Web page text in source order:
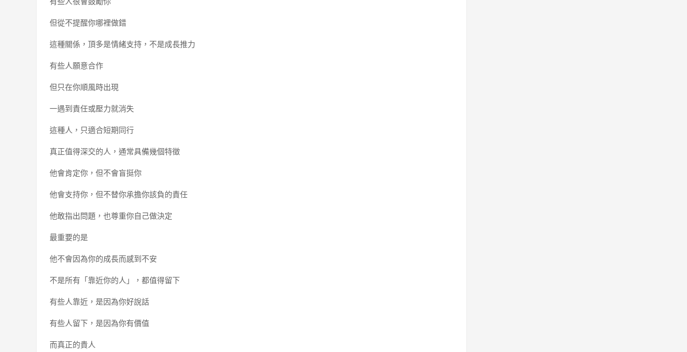
但從不提醒你哪裡做錯
這種關係，頂多是情緒支持，不是成長推力
有些人願意合作
但只在你順風時出現
一遇到責任或壓力就消失
這種人，只適合短期同行
真正值得深交的人，通常具備幾個特徵
他會肯定你，但不會盲挺你
他會支持你，但不替你承擔你該負的責任
他敢指出問題，也尊重你自己做決定
最重要的是
他不會因為你的成長而感到不安
不是所有「靠近你的人」，都值得留下
有些人靠近，是因為你好說話
有些人留下，是因為你有價值
而真正的貴人